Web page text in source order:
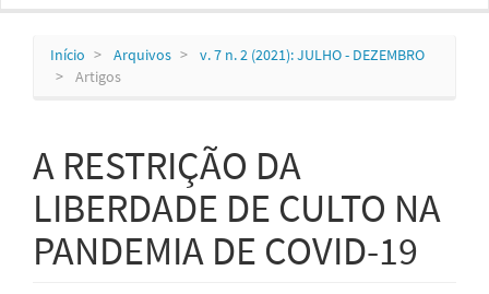
Início Arquivos
v. 7 n. 2 (2021): JULHO - DEZEMBRO
Artigos
A RESTRIÇÃO DA
LIBERDADE DE CULTO NA
PANDEMIA DE COVID-19